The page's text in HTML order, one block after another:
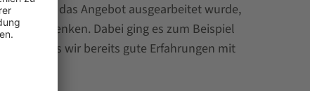
wie das Angebot ausgearbeitet wurde,
mitzudenken. Dabei ging es zum Beispiel
dass wir bereits gute Erfahrungen mit